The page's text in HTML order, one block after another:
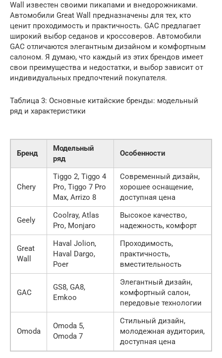
Wall известен своими пикапами и внедорожниками.
Автомобили Great Wall предназначены для тех, кто
ценит проходимость и практичность. GAC предлагает
широкий выбор седанов и кроссоверов. Автомобили
GAC отличаются элегантным дизайном и комфортным
салоном. Я думаю, что каждый из этих брендов имеет
свои преимущества и недостатки, и выбор зависит от
индивидуальных предпочтений покупателя.
Таблица 3: Основные китайские бренды: модельный
ряд и характеристики
Бренд
Модельный
ряд
Особенности
Chery
Tiggo 2, Tiggo 4
Pro, Tiggo 7 Pro
Max, Arrizo 8
Современный дизайн,
хорошее оснащение,
доступная цена
Geely
Coolray, Atlas
Pro, Monjaro
Высокое качество,
надежность, комфорт
Great
Wall
Haval Jolion,
Haval Dargo,
Poer
Проходимость,
практичность,
вместительность
GAC
GS8, GA8,
Emkoo
Элегантный дизайн,
комфортный салон,
передовые технологии
Omoda
Omoda 5,
Omoda 7
Стильный дизайн,
молодежная аудитория,
доступная цена